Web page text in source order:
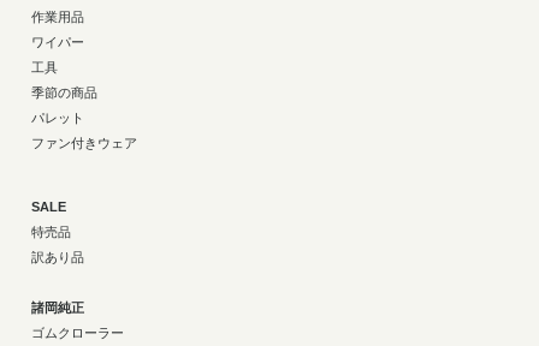
作業用品
ワイパー
工具
季節の商品
パレット
ファン付きウェア
SALE
特売品
訳あり品
諸岡純正
ゴムクローラー